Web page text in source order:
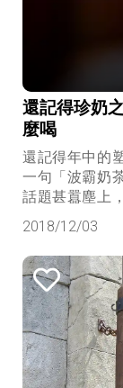
還記得珍奶
麼喝
還記得年中的
一句「波霸奶
話題甚囂塵上
用一次性吸管
產業的工作者
現行草案未做
是白忙一場，
2018/12/03